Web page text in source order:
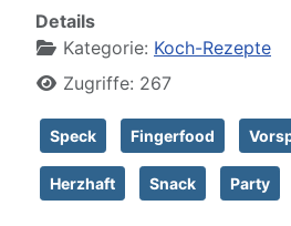
Details
Kategorie: Koch-Rezepte
Zugriffe: 267
Speck Fingerfood
Herzhaft Snack Party